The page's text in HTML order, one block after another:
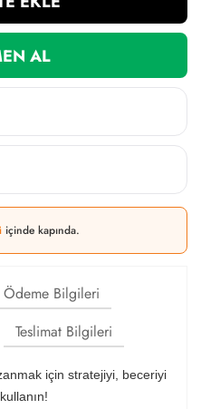
AL
içinde kapında.
Ödeme Bilgileri
Teslimat Bilgileri
için stratejiyi, beceriyi